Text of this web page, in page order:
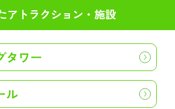
アトラクション・施設
タワー
ル